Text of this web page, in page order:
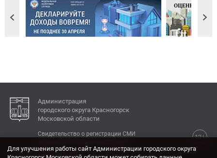
Администрация
городского округа Красногорск
Московской области
12+
Свидетельство о регистрации СМИ
Для улучшения работы сайт Администрации городского округа